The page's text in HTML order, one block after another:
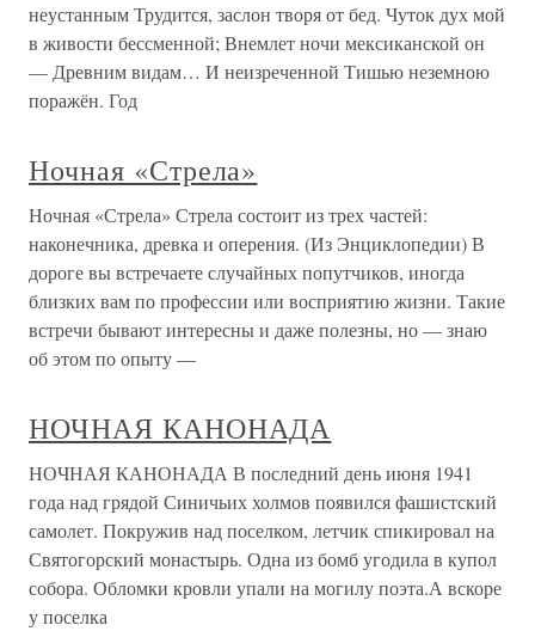
неустанным Трудится, заслон творя от бед. Чуток дух мой
в живости бессменной; Внемлет ночи мексиканской он
— Древним видам… И неизреченной Тишью неземною
поражён. Год
Ночная «Стрела»
Ночная «Стрела» Стрела состоит из трех частей:
наконечника, древка и оперения. (Из Энциклопедии) В
дороге вы встречаете случайных попутчиков, иногда
близких вам по профессии или восприятию жизни. Такие
встречи бывают интересны и даже полезны, но — знаю
об этом по опыту —
НОЧНАЯ КАНОНАДА
НОЧНАЯ КАНОНАДА В последний день июня 1941
года над грядой Синичьих холмов появился фашистский
самолет. Покружив над поселком, летчик спикировал на
Святогорский монастырь. Одна из бомб угодила в купол
собора. Обломки кровли упали на могилу поэта.А вскоре
у поселка